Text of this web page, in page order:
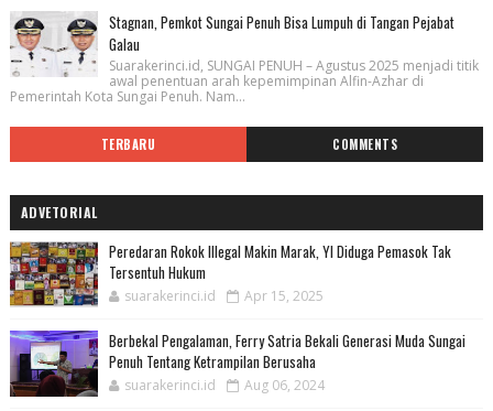
Stagnan, Pemkot Sungai Penuh Bisa Lumpuh di Tangan Pejabat
Galau
Suarakerinci.id, SUNGAI PENUH – Agustus 2025 menjadi titik
awal penentuan arah kepemimpinan Alfin-Azhar di
Pemerintah Kota Sungai Penuh. Nam...
TERBARU COMMENTS
ADVETORIAL
Peredaran Rokok Illegal Makin Marak, YI Diduga Pemasok Tak
Tersentuh Hukum
suarakerinci.id Apr 15, 2025
Berbekal Pengalaman, Ferry Satria Bekali Generasi Muda Sungai
Penuh Tentang Ketrampilan Berusaha
suarakerinci.id Aug 06, 2024